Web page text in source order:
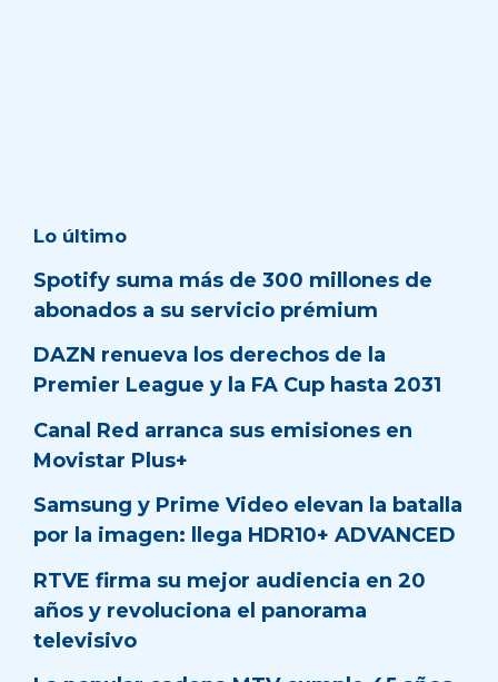
Lo último
Spotify suma más de 300 millones de
abonados a su servicio prémium
DAZN renueva los derechos de la
Premier League y la FA Cup hasta 2031
Canal Red arranca sus emisiones en
Movistar Plus+
Samsung y Prime Video elevan la batalla
por la imagen: llega HDR10+ ADVANCED
RTVE firma su mejor audiencia en 20
años y revoluciona el panorama
televisivo